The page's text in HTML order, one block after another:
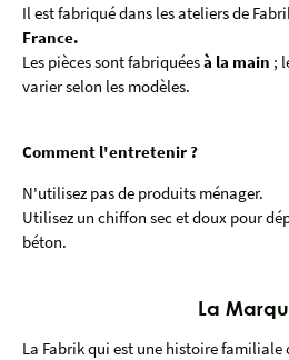
Il est fabriqué dans les ateliers de
France.
Les pièces sont fabriquéesà la main ;
varier selon les modèles.
Comment l'entretenir ?
N'utilisez pas de produits ménager.
Utilisez un chiffon sec et doux pour
béton.
La
La Fabrik qui est une histoire familiale